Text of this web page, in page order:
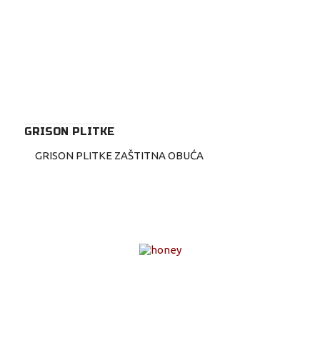
GRISON PLITKE
GRISON PLITKE ZAŠTITNA OBUĆA